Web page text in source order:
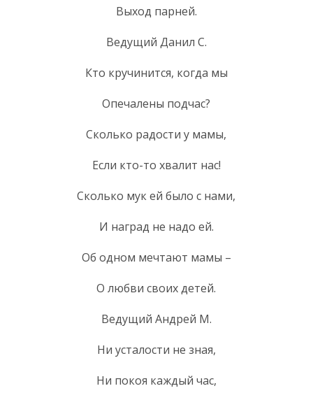
Выход парней.
Ведущий Данил С.
Кто кручинится, когда мы
Опечалены подчас?
Сколько радости у мамы,
Если кто-то хвалит нас!
Сколько мук ей было с нами,
И наград не надо ей.
Об одном мечтают мамы –
О любви своих детей.
Ведущий Андрей М.
Ни усталости не зная,
Ни покоя каждый час,